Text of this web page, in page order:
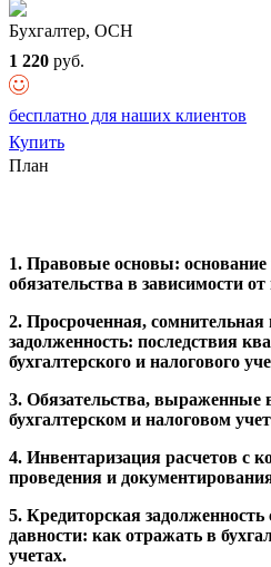
Бухгалтер, ОСН
1 220 руб.
бесплатно для наших клиентов
Купить
План
1. Правовые основы: основание
обязательства в зависимости
2. Просроченная, сомнительная
задолженность: последствия
бухгалтерского и налогового
3. Обязательства, выраженные
бухгалтерском и налоговом
4. Инвентаризация расчетов с
проведения и
5. Кредиторская
давности: как отражать в
учетах.